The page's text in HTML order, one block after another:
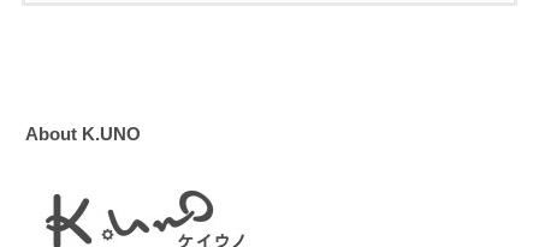
About K.UNO